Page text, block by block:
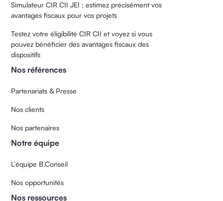
Simulateur CIR CII JEI : estimez précisément vos
avantages fiscaux pour vos projets
Testez votre éligibilité CIR CII et voyez si vous
pouvez bénéficier des avantages fiscaux des
dispositifs
Nos références
Partenariats & Presse
Nos clients
Nos partenaires
Notre équipe
L’équipe B.Conseil
Nos opportunités
Nos ressources